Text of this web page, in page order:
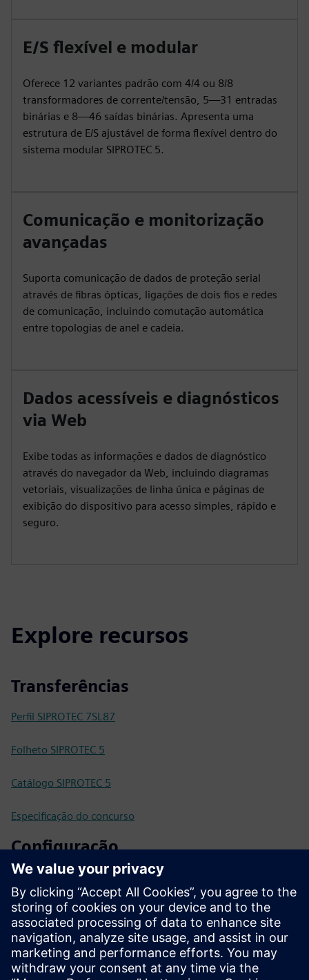
E/S flexível e modular
Oferece 12 variantes padrão com 4/4 ou 8/8
transformadores de corrente/tensão, 5—31 entradas
binárias e 8—46 saídas binárias. Apresenta uma
estrutura de E/S ajustável de forma flexível dentro do
sistema modular SIPROTEC 5.
Comunicação e monitorização
avançadas
Suporta comunicação de dados de proteção serial
através de fibras ópticas, ligações de dois fios e redes
de comunicação, incluindo comutação automática
entre topologias de anel e cadeia.
Dados acessíveis e diagnósticos
via Web
Exibe todas as informações e dados de diagnóstico
através do navegador da Web, incluindo diagramas
vetoriais, visualizações de linha única e páginas de
exibição do dispositivo para acesso simples, rápido e
seguro.
Explore recursos
Transferências
Perfil SIPROTEC 7SL87
Folheto SIPROTEC 5
Catálogo SIPROTEC 5
Especificação do concurso
Configuração
Configurador SIPROTEC 5
SiePortal - Loja online
SIPROTEC 7SL87 no SiePortal
Documentação técnica, Firmware, Exemplos de aplicações
de software e FAQ